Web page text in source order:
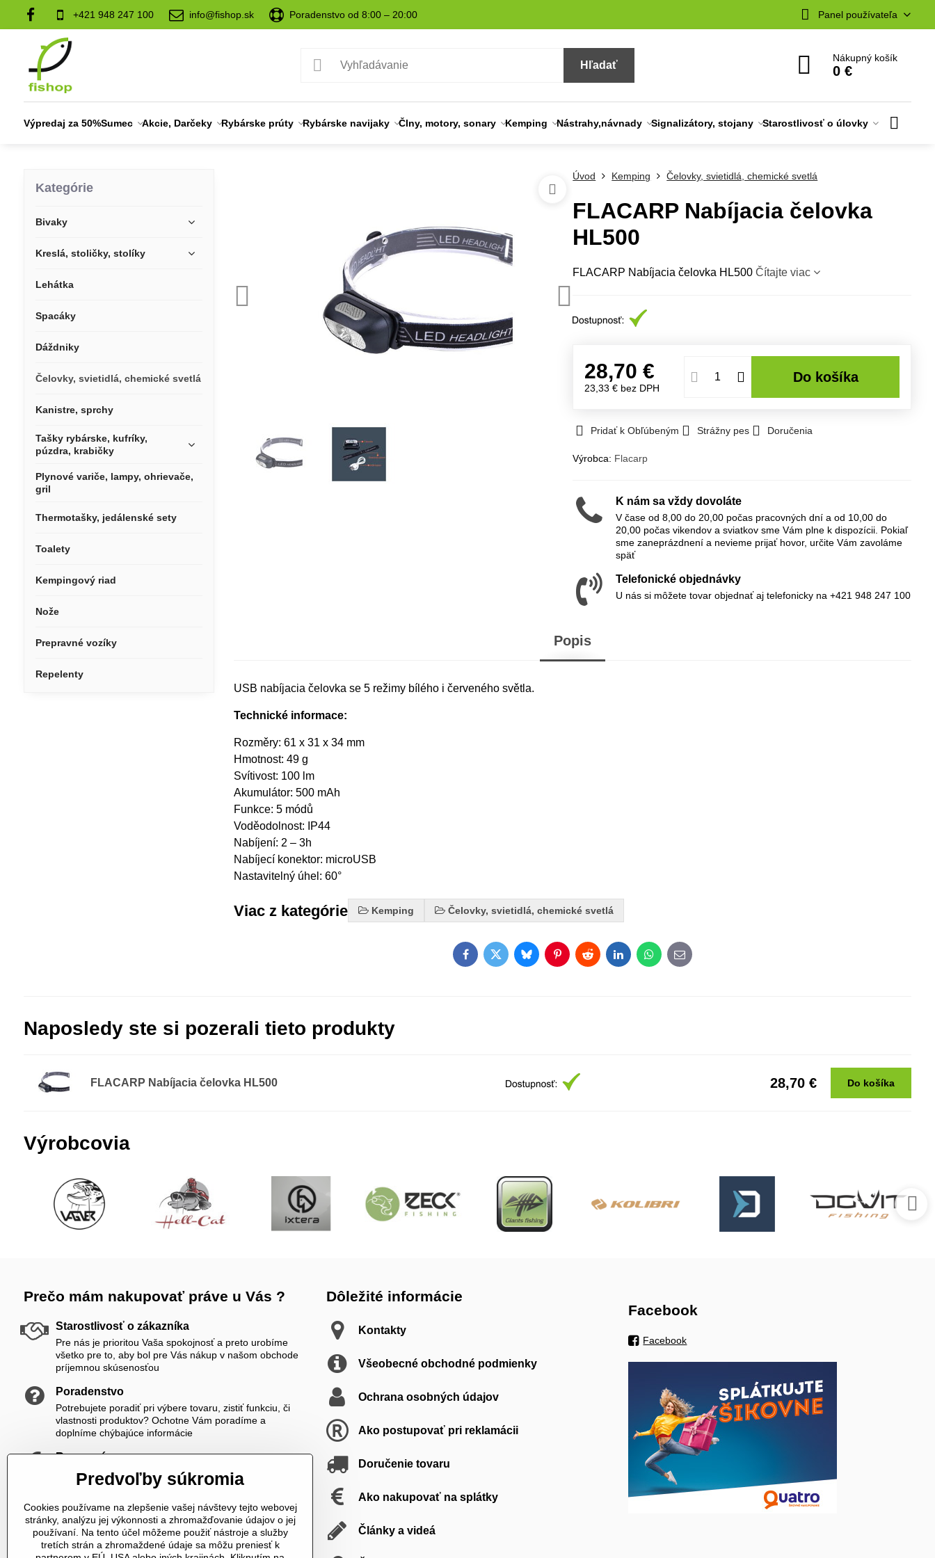
+421 948 247 100 info@fishop.sk Poradenstvo od 8:00 – 20:00 Panel používateľa
Hľadať
Nákupný košík
0 €
Výpredaj za 50%Sumec Akcie, Darčeky Rybárske prúty Rybárske navijaky Člny, motory, sonary Kemping Nástrahy,návnady Signalizátory, stojany Starostlivosť o úlovky
Úvod Kemping Čelovky, svietidlá, chemické svetlá
FLACARP Nabíjacia čelovka
HL500
FLACARP Nabíjacia čelovka HL500Čítajte viac
28,70 €
23,33 € bez DPH
Do košíka
Pridať k Obľúbeným Strážny pes Doručenia
Výrobca: Flacarp
K nám sa vždy dovoláte
V čase od 8,00 do 20,00 počas pracovných dní a od 10,00 do
20,00 počas vikendov a sviatkov sme Vám plne k dispozícii. Pokiaľ
sme zaneprázdnení a nevieme prijať hovor, určite Vám zavoláme
späť
Telefonické objednávky
U nás si môžete tovar objednať aj telefonicky na +421 948 247 100
Popis
USB nabíjacia čelovka se 5 režimy bílého i červeného světla.
Technické informace:
Rozměry: 61 x 31 x 34 mm
Hmotnost: 49 g
Svítivost: 100 lm
Akumulátor: 500 mAh
Funkce: 5 módů
Voděodolnost: IP44
Nabíjení: 2 – 3h
Nabíjecí konektor: microUSB
Nastavitelný úhel: 60°
Viac z kategórie Kemping Čelovky, svietidlá, chemické svetlá
FacebookTwitterBlueskyPinterestRedditLinkedInWhatsApp
E-
mail
Kategórie
Bivaky
Kreslá, stoličky, stolíky
Lehátka
Spacáky
Dáždniky
Čelovky, svietidlá, chemické svetlá
Kanistre, sprchy
Tašky rybárske, kufríky,
púzdra, krabičky
Plynové variče, lampy, ohrievače,
gril
Thermotašky, jedálenské sety
Toalety
Kempingový riad
Nože
Prepravné vozíky
Repelenty
Naposledy ste si pozerali tieto produkty
FLACARP Nabíjacia čelovka HL500 28,70 € Do košíka
Výrobcovia
Prečo mám nakupovať práve u Vás ?
Starostlivosť o zákazníka
Pre nás je prioritou Vaša spokojnosť a preto urobíme
všetko pre to, aby bol pre Vás nákup v našom obchode
príjemnou skúsenosťou
Poradenstvo
Potrebujete poradiť pri výbere tovaru, zistiť funkciu, či
vlastnosti produktov? Ochotne Vám poradíme a
doplníme chýbajúce informácie
Rozumné ceny
Zákazníkom ponúkame priateľské ceny, ktoré si viete
ešte skrášliť navyše registráciou
K nám sa vždy dovoláte
V čase od 8,00 do 20,00 počas pracovných dní a od
10,00 do 20,00 počas vikendov a sviatkov sme Vám plne
k dispozícii. Pokiaľ sme zaneprázdnení a nevieme prijať
Dôležité informácie
Kontakty
Všeobecné obchodné podmienky
Ochrana osobných údajov
Ako postupovať pri reklamácii
Doručenie tovaru
Ako nakupovať na splátky
Články a videá
Facebook
Facebook
Predvoľby súkromia
Cookies používame na zlepšenie vašej návštevy tejto webovej
stránky, analýzu jej výkonnosti a zhromažďovanie údajov o jej
používaní. Na tento účel môžeme použiť nástroje a služby
tretích strán a zhromaždené údaje sa môžu preniesť k